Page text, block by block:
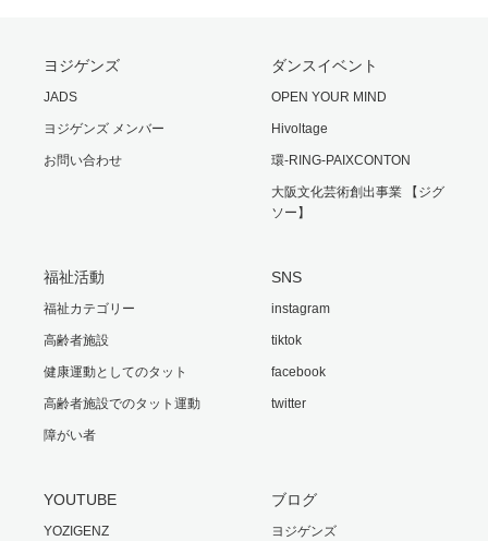
ヨジゲンズ
JADS
ヨジゲンズ メンバー
お問い合わせ
ダンスイベント
OPEN YOUR MIND
Hivoltage
環-RING-PAIXCONTON
大阪文化芸術創出事業 【ジグ
ソー】
福祉活動
福祉カテゴリー
高齢者施設
健康運動としてのタット
高齢者施設でのタット運動
障がい者
SNS
instagram
tiktok
facebook
twitter
YOUTUBE
YOZIGENZ
ブログ
ヨジゲンズ